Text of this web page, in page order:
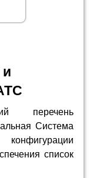
перечень
Система
список